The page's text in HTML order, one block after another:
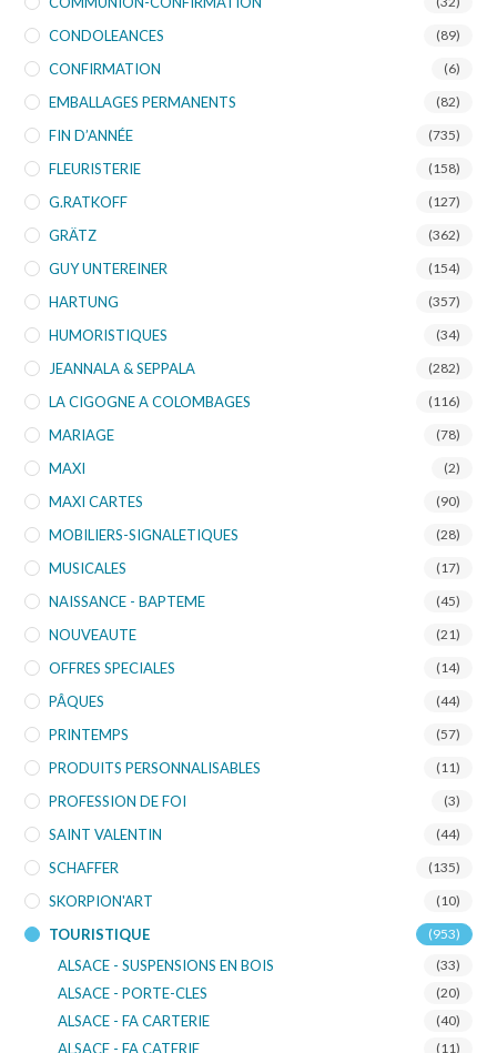
CONDOLEANCES (89)
CONFIRMATION (6)
EMBALLAGES PERMANENTS (82)
FIN D’ANNÉE (735)
FLEURISTERIE (158)
G.RATKOFF (127)
GRÄTZ (362)
GUY UNTEREINER (154)
HARTUNG (357)
HUMORISTIQUES (34)
JEANNALA & SEPPALA (282)
LA CIGOGNE A COLOMBAGES (116)
MARIAGE (78)
MAXI (2)
MAXI CARTES (90)
MOBILIERS-SIGNALETIQUES (28)
MUSICALES (17)
NAISSANCE - BAPTEME (45)
NOUVEAUTE (21)
OFFRES SPECIALES (14)
PÂQUES (44)
PRINTEMPS (57)
PRODUITS PERSONNALISABLES (11)
PROFESSION DE FOI (3)
SAINT VALENTIN (44)
SCHAFFER (135)
SKORPION'ART (10)
TOURISTIQUE (953)
ALSACE - SUSPENSIONS EN BOIS (33)
ALSACE - PORTE-CLES (20)
ALSACE - FA CARTERIE (40)
ALSACE - FA CATERIE (11)